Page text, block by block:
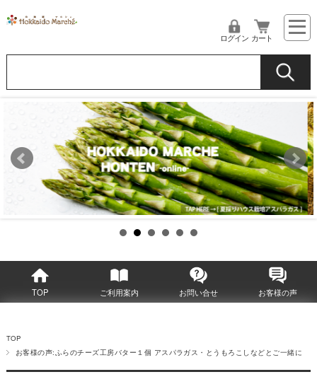
ログイン カート
TOP ご利用案内 お問い合せ お客様の声
TOP
お客様の声:ふらのチーズ工房バター１個 アスパラガス・とうもろこしなどとご一緒に